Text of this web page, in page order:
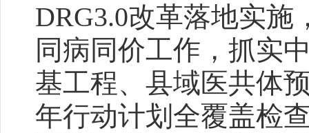
DRG3.0改革落地实
同病同价工作，抓实
基工程、县域医共体
年行动计划全覆盖检